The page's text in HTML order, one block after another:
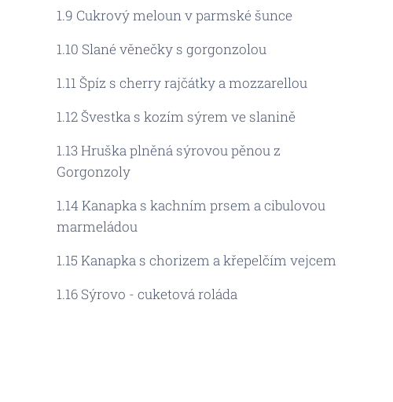
1.9 Cukrový meloun v parmské šunce
1.10 Slané věnečky s gorgonzolou
1.11 Špíz s cherry rajčátky a mozzarellou
1.12 Švestka s kozím sýrem ve slanině
1.13 Hruška plněná sýrovou pěnou z
Gorgonzoly
1.14 Kanapka s kachním prsem a cibulovou
marmeládou
1.15 Kanapka s chorizem a křepelčím vejcem
1.16 Sýrovo - cuketová roláda